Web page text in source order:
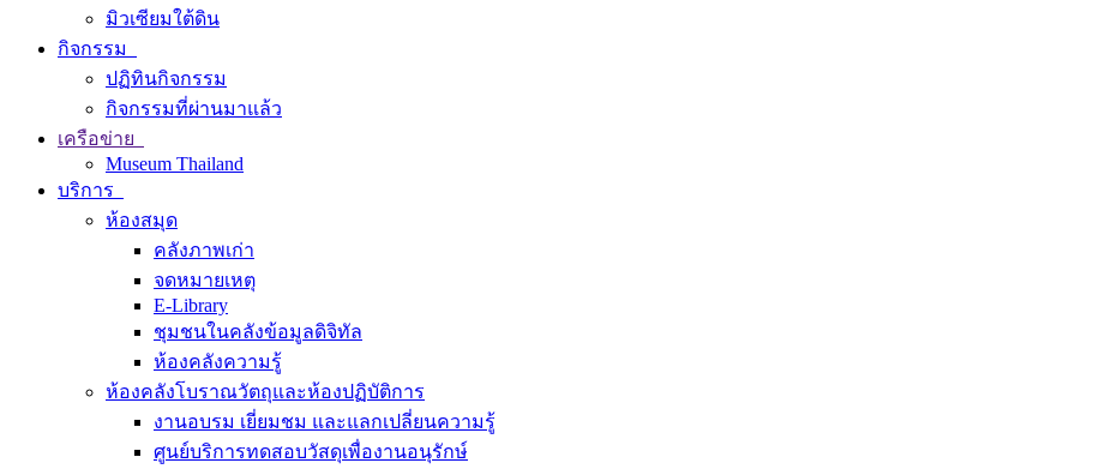
มิวเซียมใต้ดิน
กิจกรรม
ปฏิทินกิจกรรม
กิจกรรมที่ผ่านมาแล้ว
เครือข่าย
Museum Thailand
บริการ
ห้องสมุด
คลังภาพเก่า
จดหมายเหตุ
E-Library
ชุมชนในคลังข้อมูลดิจิทัล
ห้องคลังความรู้
ห้องคลังโบราณวัตถุและห้องปฏิบัติการ
งานอบรม เยี่ยมชม และแลกเปลี่ยนความรู้
ศูนย์บริการทดสอบวัสดุเพื่องานอนุรักษ์